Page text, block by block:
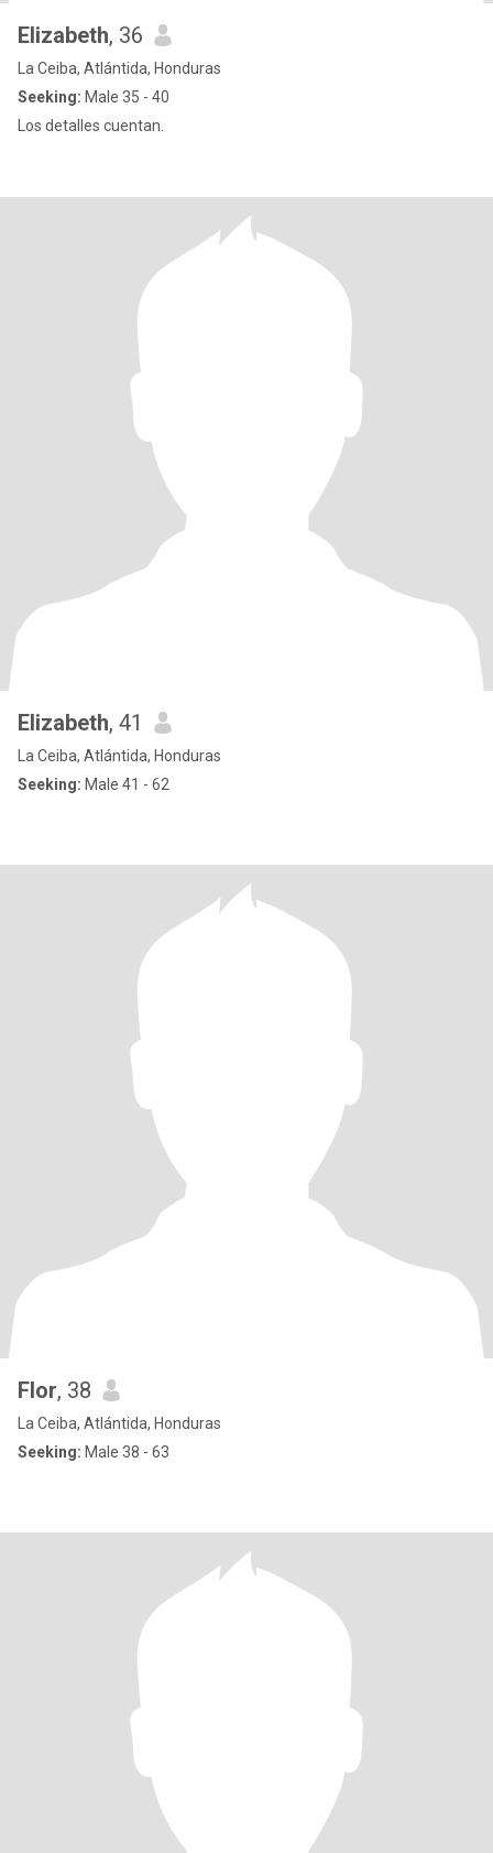
Elizabeth, 36
La Ceiba, Atlántida, Honduras
Seeking: Male 35 - 40
Los detalles cuentan.
Elizabeth, 41
La Ceiba, Atlántida, Honduras
Seeking: Male 41 - 62
Flor, 38
La Ceiba, Atlántida, Honduras
Seeking: Male 38 - 63